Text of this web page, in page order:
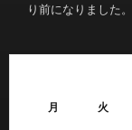
り前になりました
月 火